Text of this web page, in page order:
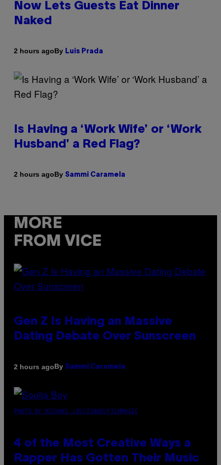
Now Lets Guests Eat Dinner
Naked
2 hours agoBy Luis Prada
Is Having a ‘Work Wife’ or ‘Work
Husband’ a Red Flag?
2 hours agoBy Sammi Caramela
MORE
FROM VICE
Gen Z Is Having an Massive
Dating Debate Over Sunscreen
2 hours agoBy Sammi Caramela
PHOTO BY MICHAEL LOCCISANO/FILMMAGIC
4 of the Most Creative Ways a
Rapper Has Gotten Their Music